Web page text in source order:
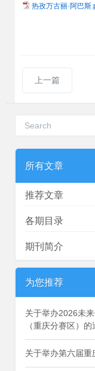
热孜万古丽·阿巴斯
上一篇
所有文章
推荐文章
各期目录
期刊简介
为您推荐
关于举办2026未
（重庆分赛区）的
关于举办第六届